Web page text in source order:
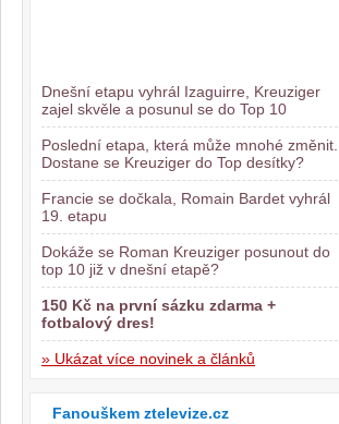
Dnešní etapu vyhrál Izaguirre, Kreuziger
zajel skvěle a posunul se do Top 10
Poslední etapa, která může mnohé změnit.
Dostane se Kreuziger do Top desítky?
Francie se dočkala, Romain Bardet vyhrál
19. etapu
Dokáže se Roman Kreuziger posunout do
top 10 již v dnešní etapě?
150 Kč na první sázku zdarma +
fotbalový dres!
» Ukázat více novinek a článků
Fanouškem ztelevize.cz